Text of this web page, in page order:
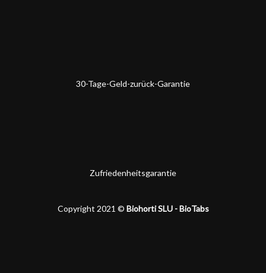
30-Tage-Geld-zurück-Garantie
Zufriedenheitsgarantie
Copyright 2021 © Biohorti SLU - BioTabs